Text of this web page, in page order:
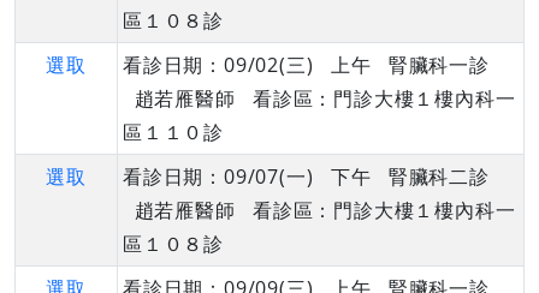
區１０８診
選取
看診日期：09/02(三) 上午 腎臟科一診
趙若雁醫師 看診區：門診大樓１樓內科一
區１１０診
選取
看診日期：09/07(一) 下午 腎臟科二診
趙若雁醫師 看診區：門診大樓１樓內科一
區１０８診